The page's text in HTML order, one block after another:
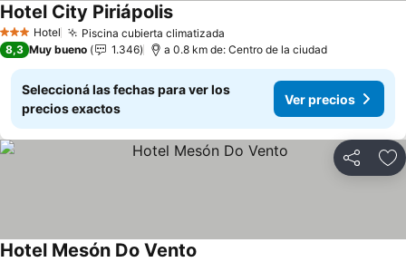
3 Estrellas
Hotel Piscina cubierta climatizada
Hotel City Piriápolis
8,3 Muy bueno 1.346 a 0.8 km de: Centro de la ciudad
Seleccioná las fechas para ver los
precios exactos
Ver precios
Compartir
Hotel Mesón Do Vento